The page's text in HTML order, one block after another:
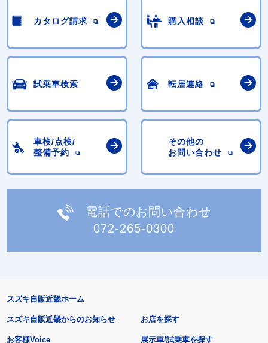
カタログ請求 購入相談
試乗車検索 転居連絡
車検/点検/
整備予約
その他の
お問い合わせ
電話でのお問い合わせ
072-265-0300
スズキ自販近畿ホーム
スズキ自販近畿からのお知らせ
お客様Voice
お店を探す
展示車/試乗車を探す